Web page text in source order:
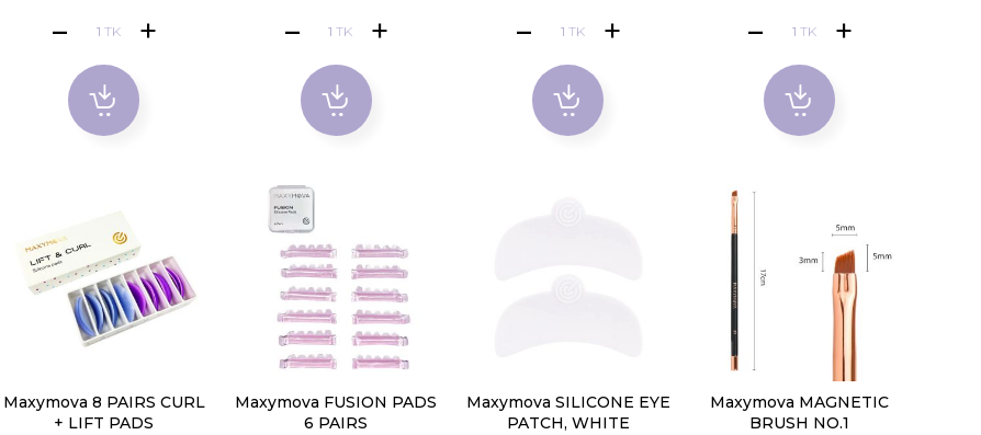
TK TK TK TK
Maxymova 8 PAIRS CURL
+ LIFT PADS
Maxymova FUSION PADS
6 PAIRS
Maxymova SILICONE EYE
PATCH, WHITE
Maxymova MAGNETIC
BRUSH NO.1